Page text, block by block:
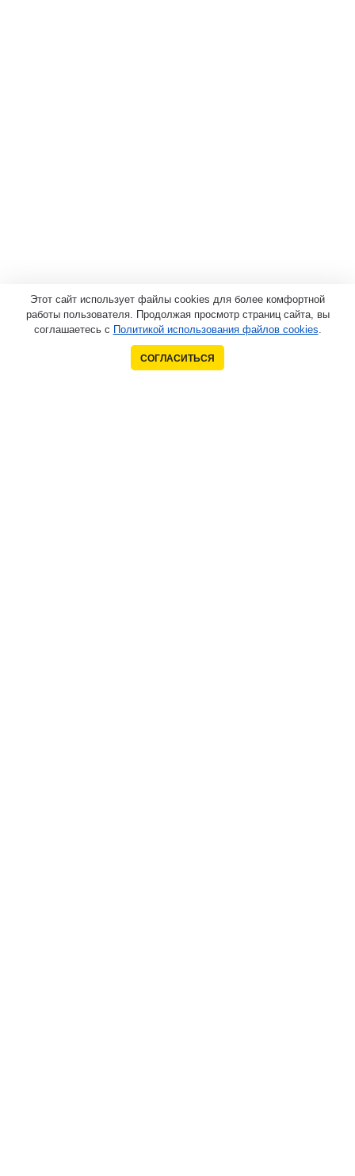
Этот сайт использует файлы cookies для более комфортной
работы пользователя. Продолжая просмотр страниц сайта, вы
соглашаетесь с Политикой использования файлов cookies.
СОГЛАСИТЬСЯ